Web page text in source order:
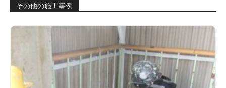
その他の施工事例